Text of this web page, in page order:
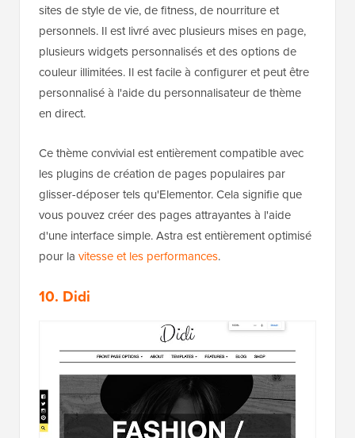
sites de style de vie, de fitness, de nourriture et
personnels. Il est livré avec plusieurs mises en page,
plusieurs widgets personnalisés et des options de
couleur illimitées. Il est facile à configurer et peut être
personnalisé à l'aide du personnalisateur de thème
en direct.
Ce thème convivial est entièrement compatible avec
les plugins de création de pages populaires par
glisser-déposer tels qu'Elementor. Cela signifie que
vous pouvez créer des pages attrayantes à l'aide
d'une interface simple. Astra est entièrement optimisé
pour la vitesse et les performances.
10. Didi